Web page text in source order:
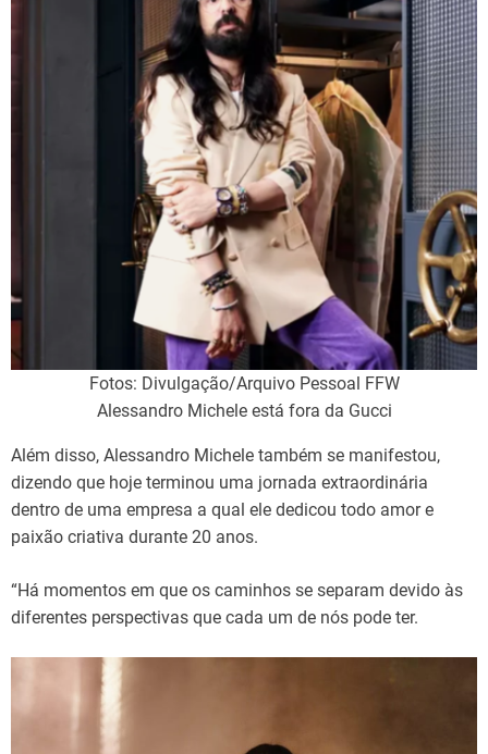
Fotos: Divulgação/Arquivo Pessoal FFW
Alessandro Michele está fora da Gucci
Além disso, Alessandro Michele também se manifestou,
dizendo que hoje terminou uma jornada extraordinária
dentro de uma empresa a qual ele dedicou todo amor e
paixão criativa durante 20 anos.
“Há momentos em que os caminhos se separam devido às
diferentes perspectivas que cada um de nós pode ter.